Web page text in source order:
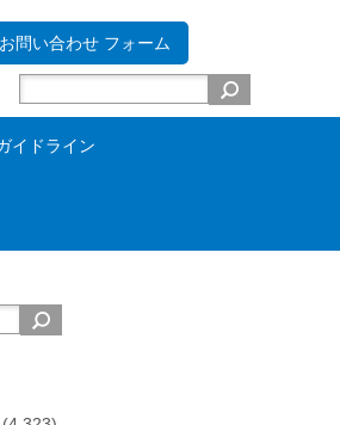
お問い合わせ フォーム
イドライン